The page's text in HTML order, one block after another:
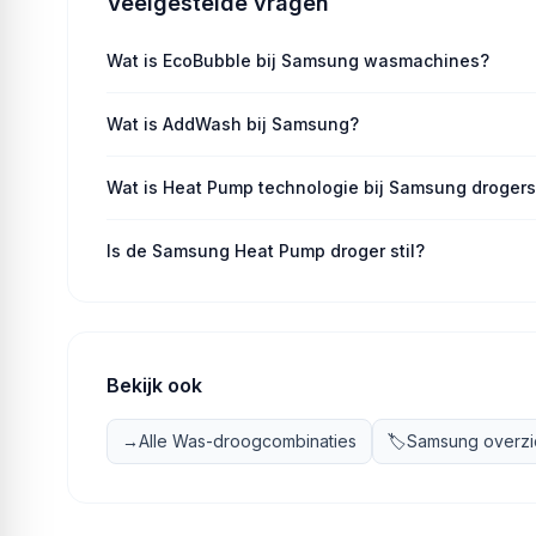
Wat is EcoBubble bij Samsung wasmachines?
Wat is AddWash bij Samsung?
Wat is Heat Pump technologie bij Samsung
Is de Samsung Heat Pump droger stil?
Bekijk ook
→Alle Was-droogcombinaties 🏷️Samsung